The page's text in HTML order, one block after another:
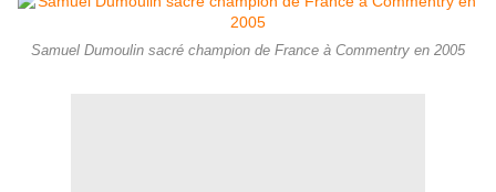
Samuel Dumoulin sacré champion de France à Commentry en 2005